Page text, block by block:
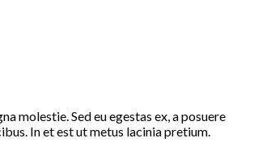
molestie. Sed eu egestas ex, a posuere
In et est ut metus lacinia pretium.